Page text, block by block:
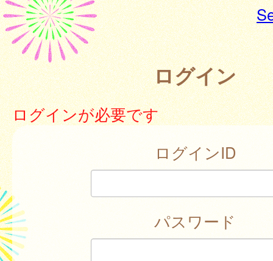
ログイン
ログインが必要です
ログインID
パスワード